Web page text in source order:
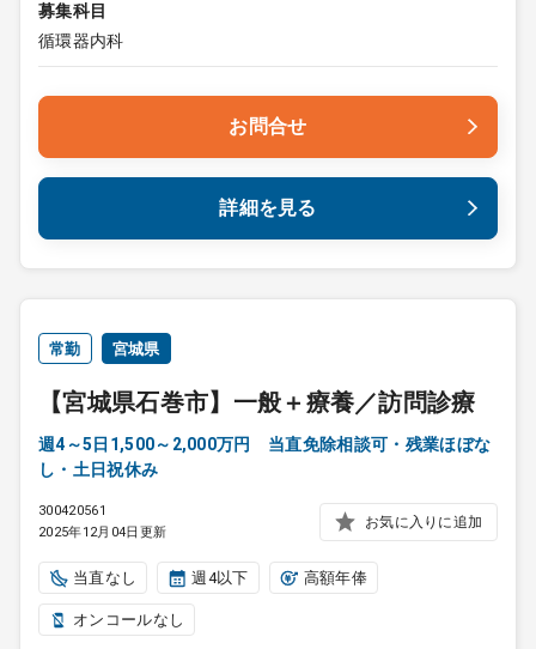
募集科目
循環器内科
お問合せ
詳細を見る
常勤 宮城県
【宮城県石巻市】一般＋療養／訪問診療
週4～5日1,500～2,000万円 当直免除相談可・残業ほぼな
し・土日祝休み
300420561
2025年12月04日更新
お気に入りに追加
当直なし 週4以下 高額年俸
オンコールなし